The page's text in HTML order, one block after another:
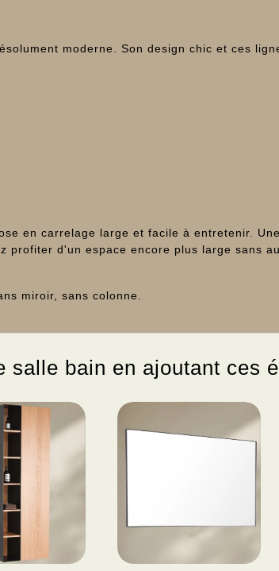
moderne. Son design chic et ces
en carrelage large et facile à entretenir.
profiter d'un espace encore plus large sans
miroir, sans colonne.
salle bain en ajoutant ces